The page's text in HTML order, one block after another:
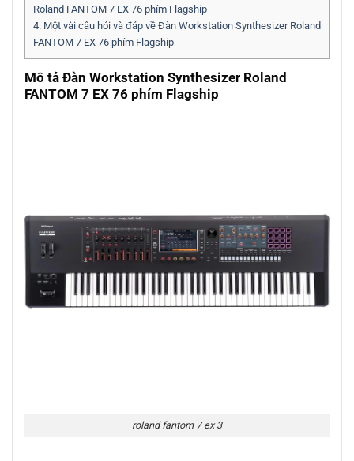
Roland FANTOM 7 EX 76 phím Flagship
4. Một vài câu hỏi và đáp về Đàn Workstation Synthesizer Roland
FANTOM 7 EX 76 phím Flagship
Mô tả Đàn Workstation Synthesizer Roland
FANTOM 7 EX 76 phím Flagship
roland fantom 7 ex 3